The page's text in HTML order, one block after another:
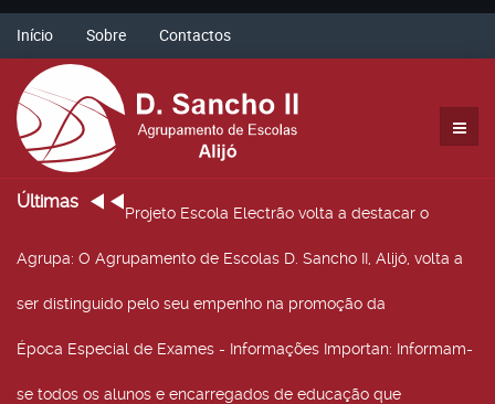
Início Sobre Contactos
Últimas
Projeto Escola Electrão volta a destacar o
Agrupa: O Agrupamento de Escolas D. Sancho II, Alijó, volta a
ser distinguido pelo seu empenho na promoção da
Época Especial de Exames - Informações Importan: Informam-
se todos os alunos e encarregados de educação que